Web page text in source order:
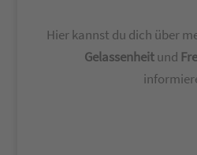
Hier kannst du dich über
Gelassenheitund